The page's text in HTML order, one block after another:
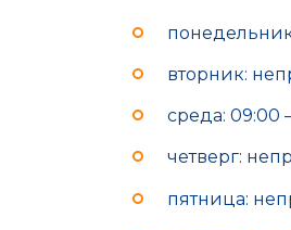
вторник:
среда: 09:00
четверг:
пятница: